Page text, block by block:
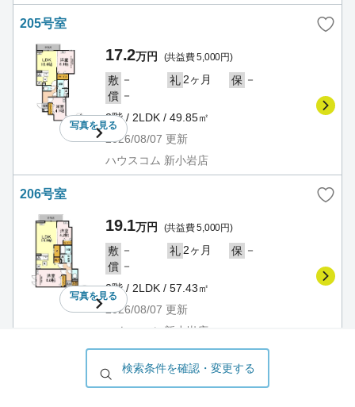
205号室
写真を見る
17.2万円 (共益費 5,000円)
敷 － 礼 2ヶ月 保 －
償 －
2階 / 2LDK / 49.85㎡
2026/08/07 更新
ハウスコム 新小岩店
206号室
写真を見る
19.1万円 (共益費 5,000円)
敷 － 礼 2ヶ月 保 －
償 －
2階 / 2LDK / 57.43㎡
2026/08/07 更新
ハウスコム 新小岩店
検索条件を確認・変更する